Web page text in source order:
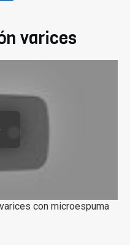
varices
con microespuma